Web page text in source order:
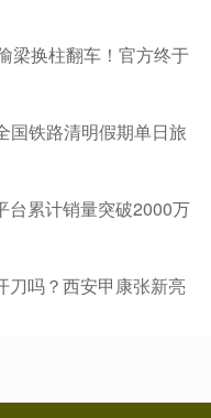
梁换柱翻车！官方终于
国铁路清明假期单日旅
台累计销量突破2000万
刀吗？西安甲康张新亮